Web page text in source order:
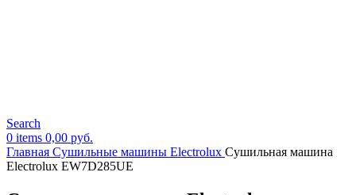
Search
0 items 0,00 руб.
Главная Сушильные машины Electrolux Сушильная машина
Electrolux EW7D285UE